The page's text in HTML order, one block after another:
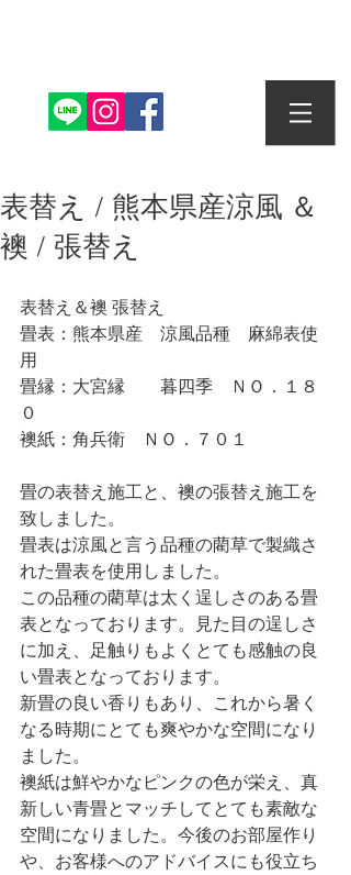
表替え / 熊本県産涼風 ＆
襖 / 張替え
表替え＆襖 張替え
畳表：熊本県産　涼風品種　麻綿表使
用
畳縁：大宮縁　　暮四季　ＮＯ．１８
０
襖紙：角兵衛　ＮＯ．７０１
畳の表替え施工と、襖の張替え施工を
致しました。
畳表は涼風と言う品種の藺草で製織さ
れた畳表を使用しました。
この品種の藺草は太く逞しさのある畳
表となっております。見た目の逞しさ
に加え、足触りもよくとても感触の良
い畳表となっております。
新畳の良い香りもあり、これから暑く
なる時期にとても爽やかな空間になり
ました。
襖紙は鮮やかなピンクの色が栄え、真
新しい青畳とマッチしてとても素敵な
空間になりました。今後のお部屋作り
や、お客様へのアドバイスにも役立ち